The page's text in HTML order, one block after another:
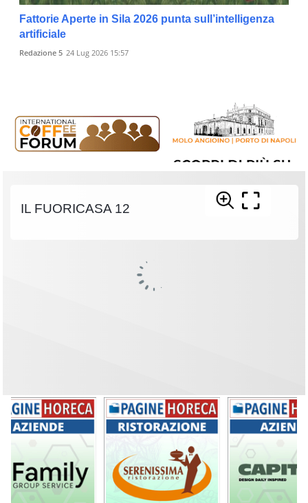
Fattorie Aperte in Sila 2026 punta sull’intelligenza
artificiale
Redazione 5 24 Lug 2026 15:57